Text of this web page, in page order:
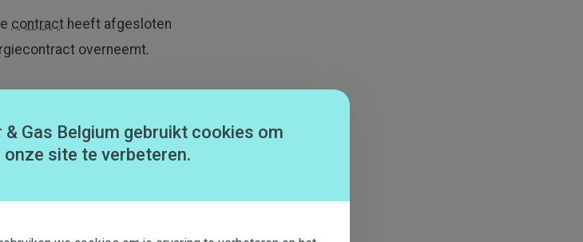
contract heeft afgesloten
overneemt.
netzoals u voor uw huidige
website.
Gas Belgium gebruikt cookies om
site te verbeteren.